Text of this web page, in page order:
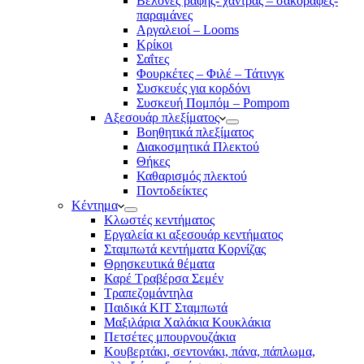
παραμάνες
Αργαλειοί – Looms
Κρίκοι
Σαΐτες
Φουρκέτες – Φιλέ – Τάτινγκ
Συσκευές για κορδόνι
Συσκευή Πομπόμ – Pompom
Αξεσουάρ πλεξίματος
Βοηθητικά πλεξίματος
Διακοσμητικά Πλεκτού
Θήκες
Καθαρισμός πλεκτού
Ποντοδείκτες
Κέντημα
Κλωστές κεντήματος
Eργαλεία κι αξεσουάρ κεντήματος
Σταμπωτά κεντήματα Κορνίζας
Θρησκευτικά θέματα
Καρέ Τραβέρσα Σεμέν
Τραπεζομάντηλα
Παιδικά KIT Σταμπωτά
Μαξιλάρια Χαλάκια Κουκλάκια
Πετσέτες μπουρνουζάκια
Κουβερτάκι, σεντονάκι, πάνα, πάπλωμα,